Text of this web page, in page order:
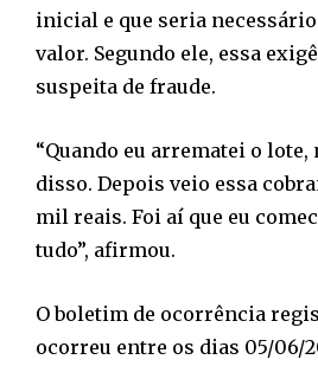
inicial e que seria
valor. Segundo ele, essa
suspeita de fraude.
“Quando eu arrematei o lote,
disso. Depois veio essa
mil reais. Foi aí que eu
tudo”, afirmou.
O boletim de ocorrência
ocorreu entre os dias 05/06/